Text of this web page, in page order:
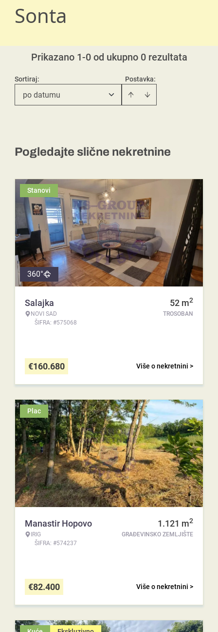
Sonta
Prikazano 1-0 od ukupno 0 rezultata
Postavka:
Sortiraj:
po datumu
Pogledajte slične nekretnine
Stanovi
360°
Salajka
NOVI SAD
ŠIFRA: #575068
52 m2
TROSOBAN
Više o nekretnini >
€160.680
Plac
Manastir Hopovo
IRIG
ŠIFRA: #574237
1.121 m2
GRAĐEVINSKO ZEMLJIŠTE
Više o nekretnini >
€82.400